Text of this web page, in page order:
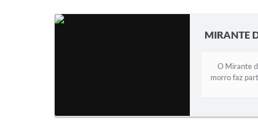
MIRANTE
O Mirante
morro faz